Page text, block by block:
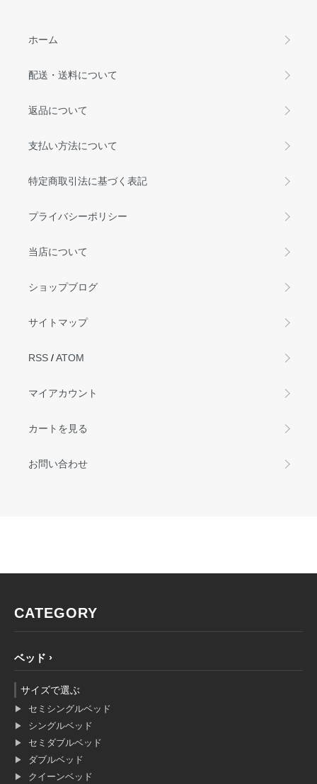
ホーム
配送・送料について
返品について
支払い方法について
特定商取引法に基づく表記
プライバシーポリシー
当店について
ショップブログ
サイトマップ
RSS /ATOM
マイアカウント
カートを見る
お問い合わせ
CATEGORY
ベッド
サイズで選ぶ
セミシングルベッド
シングルベッド
セミダブルベッド
ダブルベッド
クイーンベッド